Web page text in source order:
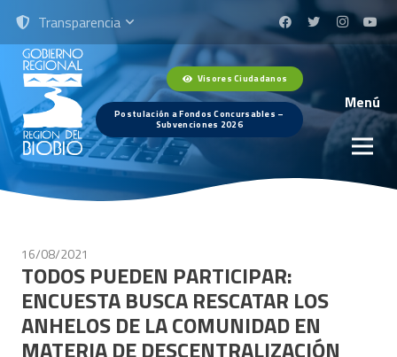
Transparencia
Visores Ciudadanos
Postulación a Fondos Concursables –
Subvenciones 2026
Menú
16/08/2021
TODOS PUEDEN PARTICIPAR:
ENCUESTA BUSCA RESCATAR LOS
ANHELOS DE LA COMUNIDAD EN
MATERIA DE DESCENTRALIZACIÓN